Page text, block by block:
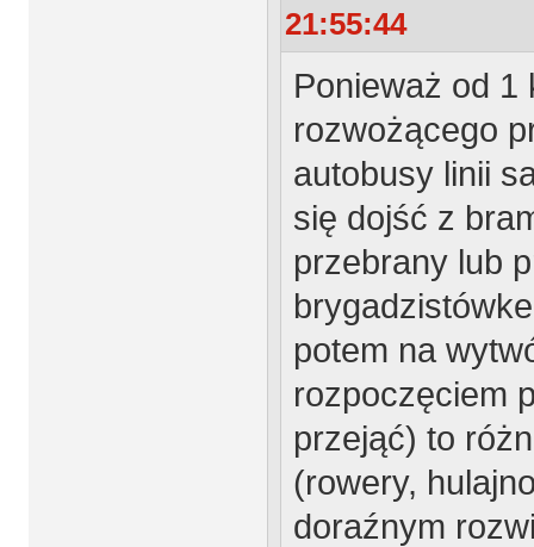
21:55:44
Ponieważ od 1
rozwożącego
autobusy linii
się dojść z
przebrany lub
potem na
rozpoczęciem
przejąć) to
(rowery,
doraźnym